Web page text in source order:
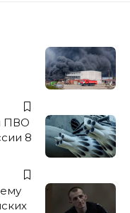
ПВО
8